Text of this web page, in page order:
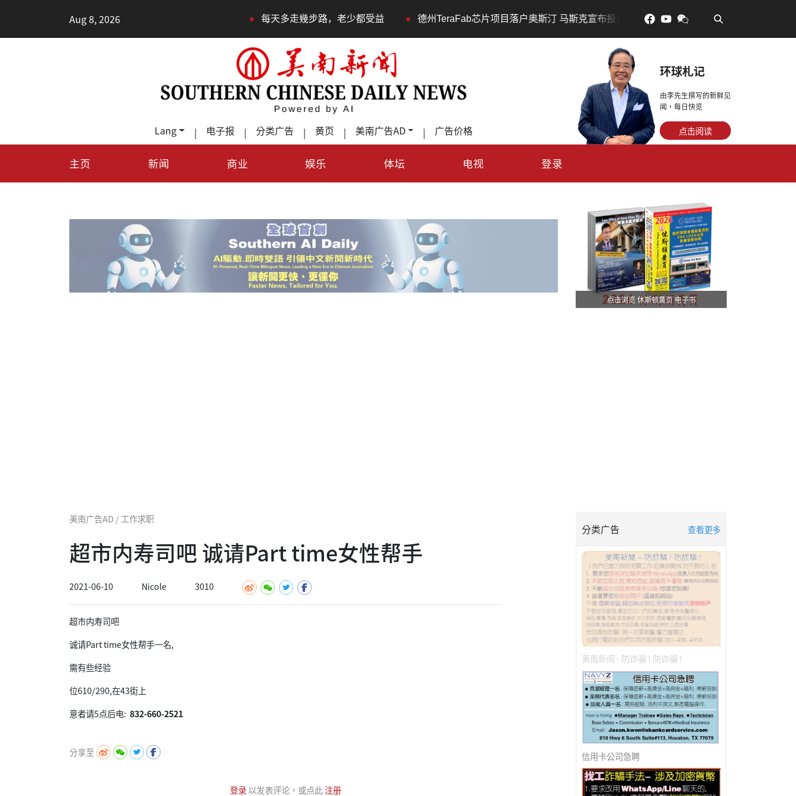
Aug 8, 2026 每天多走幾步路，老少都受益 • 德州TeraFab芯片项目落户奥斯汀 马斯克宣布投资200亿美元建设AI芯片制造基地
Lang | 电子报 | 分类广告 | 黄页 | 美南广告AD | 广告价格
环球札记
由李先生撰写的新鲜见
闻，每日快览
点击阅读
主页 新闻 商业 娱乐 体坛 电视 登录
点击浏览 休斯顿黄页 电子书
美南广告AD / 工作求职
超市内寿司吧 诚请Part time女性帮手
2021-06-10 Nicole 3010
超市内寿司吧
诚请Part time女性帮手一名,
需有些经验
位610/290,在43街上
意者请5点后电: 832-660-2521
分享至
登录以发表评论，或点此注册
分类广告 查看更多
美南新闻 - 防诈骗 ! 防诈骗 !
信用卡公司急聘